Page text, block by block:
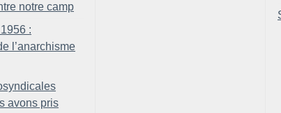
notre camp
:
l’anarchisme
avons pris